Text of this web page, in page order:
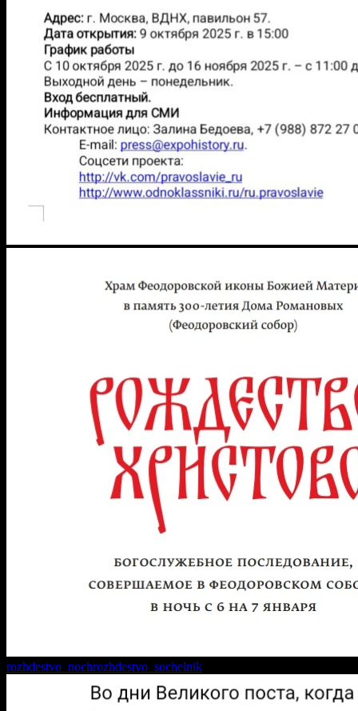
rozhdestvo_nochrozhdestvo_sochelnik